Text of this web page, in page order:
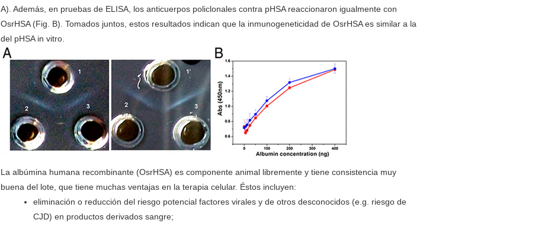
A). Además, en pruebas de ELISA, los anticuerpos policlonales contra pHSA reaccionaron igualmente con
OsrHSA (Fig. B). Tomados juntos, estos resultados indican que la inmunogeneticidad de OsrHSA es similar a la
del pHSA in vitro.
La albúmina humana recombinante (OsrHSA) es componente animal libremente y tiene consistencia muy
buena del lote, que tiene muchas ventajas en la terapia celular. Éstos incluyen:
eliminación o reducción del riesgo potencial factores virales y de otros desconocidos (e.g. riesgo de
CJD) en productos derivados sangre;